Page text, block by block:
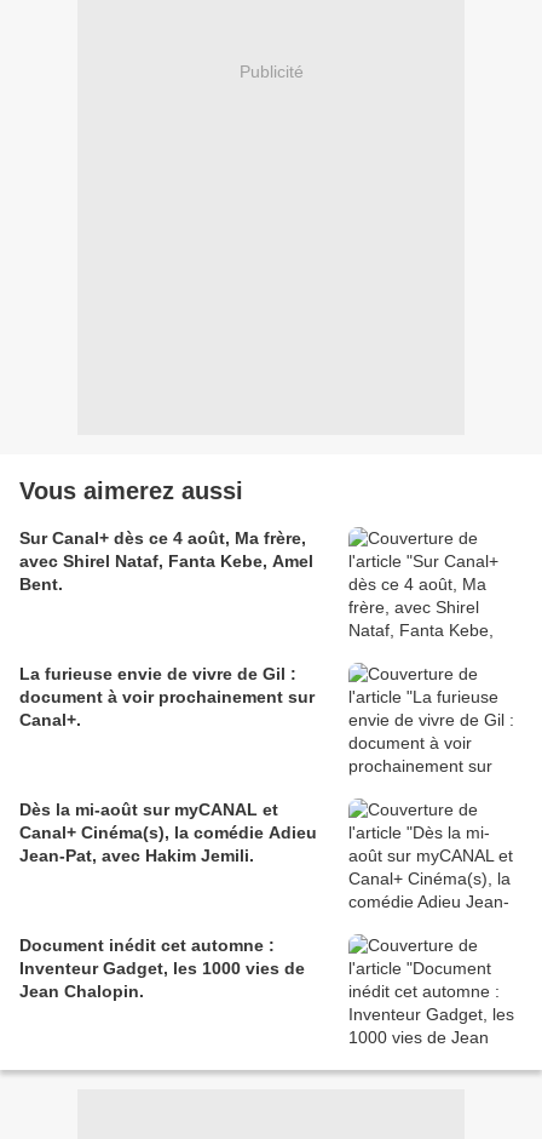
Publicité
Vous aimerez aussi
Sur Canal+ dès ce 4 août, Ma frère,
avec Shirel Nataf, Fanta Kebe, Amel
Bent.
La furieuse envie de vivre de Gil :
document à voir prochainement sur
Canal+.
Dès la mi-août sur myCANAL et
Canal+ Cinéma(s), la comédie Adieu
Jean-Pat, avec Hakim Jemili.
Document inédit cet automne :
Inventeur Gadget, les 1000 vies de
Jean Chalopin.